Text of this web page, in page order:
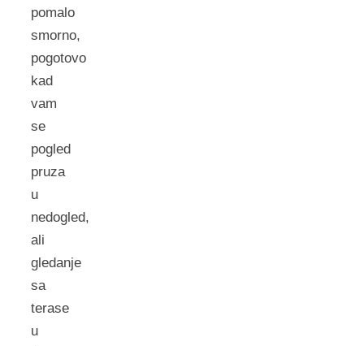
pomalo
smorno,
pogotovo
kad
vam
se
pogled
pruza
u
nedogled,
ali
gledanje
sa
terase
u